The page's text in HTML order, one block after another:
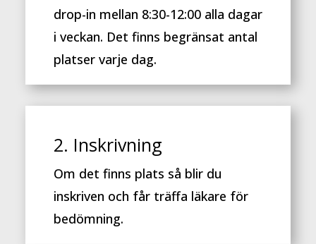
drop-in mellan 8:30-12:00 alla dagar
i veckan. Det finns begränsat antal
platser varje dag.
2. Inskrivning
Om det finns plats så blir du
inskriven och får träffa läkare för
bedömning.